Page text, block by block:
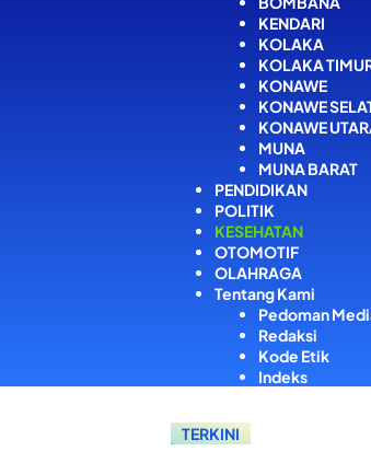
KENDARI
KOLAKA
KOLAKA
KONAWE
KONAWE
KONAWE
MUNA
MUNA BARAT
PENDIDIKAN
POLITIK
KESEHATAN
OTOMOTIF
OLAHRAGA
Tentang Kami
Pedoman
Redaksi
Kode Etik
Indeks
TERKINI